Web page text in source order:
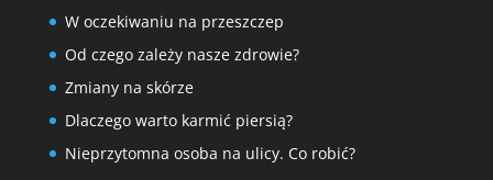
W oczekiwaniu na przeszczep
Od czego zależy nasze zdrowie?
Zmiany na skórze
Dlaczego warto karmić piersią?
Nieprzytomna osoba na ulicy. Co robić?